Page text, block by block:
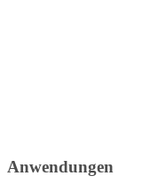
Anwendungen